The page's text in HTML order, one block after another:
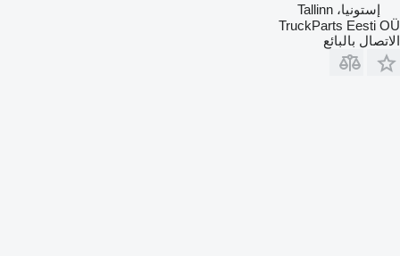
إستونيا، Tallinn
TruckParts Eesti OÜ
الاتصال بالبائع